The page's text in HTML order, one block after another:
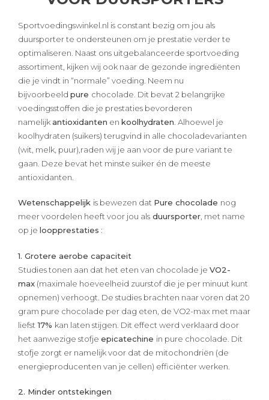
Sportvoedingswinkel.nl is constant bezig om jou als
duursporter te ondersteunen om je prestatie verder te
optimaliseren. Naast ons uitgebalanceerde sportvoeding
assortiment, kijken wij ook naar de gezonde ingrediënten
die je vindt in “normale” voeding. Neem nu
bijvoorbeeld pure chocolade. Dit bevat 2 belangrijke
voedingsstoffen die je prestaties bevorderen
namelijk antioxidanten en koolhydraten . Alhoewel je
koolhydraten (suikers) terugvind in alle chocoladevarianten
(wit, melk, puur),raden wij je aan voor de pure variant te
gaan. Deze bevat het minste suiker én de meeste
antioxidanten.
Wetenschappelijk is bewezen dat Pure chocolade nog
meer voordelen heeft voor jou als duursporter, met name
op je loopprestaties :
1. Grotere aerobe capaciteit
Studies tonen aan dat het eten van chocolade je VO2-
max (maximale hoeveelheid zuurstof die je per minuut kunt
opnemen) verhoogt. De studies brachten naar voren dat 20
gram pure chocolade per dag eten, de VO2-max met maar
liefst 17% kan laten stijgen. Dit effect werd verklaard door
het aanwezige stofje epicatechine in pure chocolade. Dit
stofje zorgt er namelijk voor dat de mitochondriën (de
energieproducenten van je cellen) efficiënter werken.
2. Minder ontstekingen